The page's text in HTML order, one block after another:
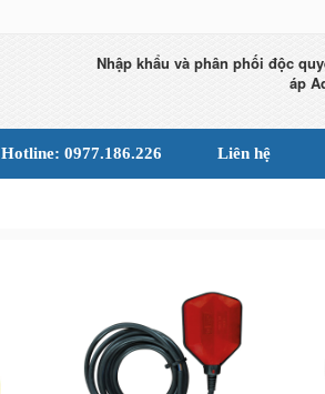
Nhập khẩu và phân phối độc
áp
Hotline: 0977.186.226 Liên hệ